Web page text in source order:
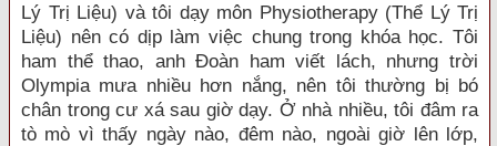
Lý Trị Liệu) và tôi dạy môn Physiotherapy (Thể Lý Trị
Liệu) nên có dịp làm việc chung trong khóa học. Tôi
ham thể thao, anh Đoàn ham viết lách, nhưng trời
Olympia mưa nhiều hơn nắng, nên tôi thường bị bó
chân trong cư xá sau giờ dạy. Ở nhà nhiều, tôi đâm ra
tò mò vì thấy ngày nào, đêm nào, ngoài giờ lên lớp,